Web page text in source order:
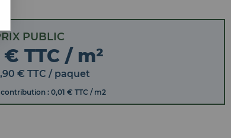
PUBLIC
€ TTC / m²
,90 € TTC / paquet
: 0,01 € TTC / m2